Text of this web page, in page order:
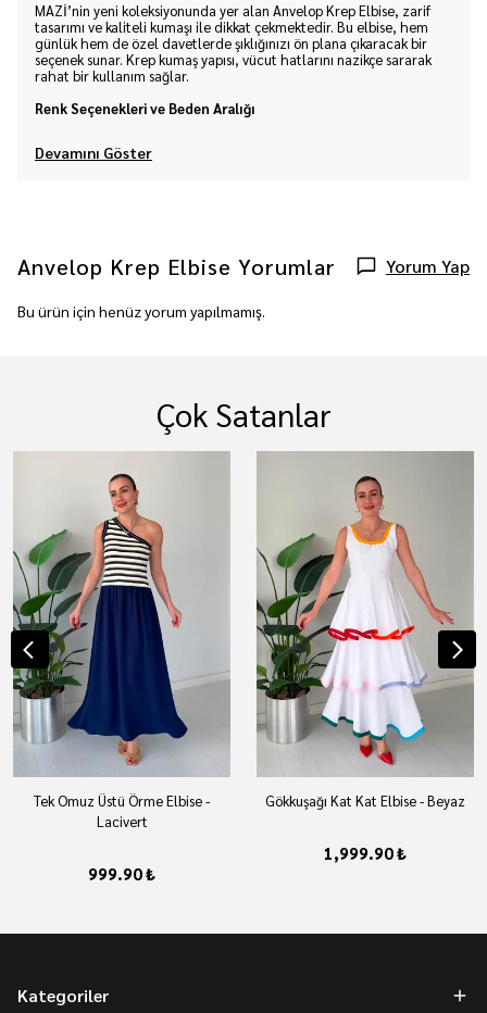
MAZİ’nin yeni koleksiyonunda yer alan Anvelop Krep Elbise, zarif
tasarımı ve kaliteli kumaşı ile dikkat çekmektedir. Bu elbise, hem
günlük hem de özel davetlerde şıklığınızı ön plana çıkaracak bir
seçenek sunar. Krep kumaş yapısı, vücut hatlarını nazikçe sararak
rahat bir kullanım sağlar.
Renk Seçenekleri ve Beden Aralığı
Devamını Göster
Anvelop Krep Elbise Yorumlar Yorum Yap
Bu ürün için henüz yorum yapılmamış.
Çok Satanlar
Tek Omuz Üstü Örme Elbise -
Lacivert
999.90 ₺
Gökkuşağı Kat Kat Elbise - Beyaz
1,999.90 ₺
Kategoriler